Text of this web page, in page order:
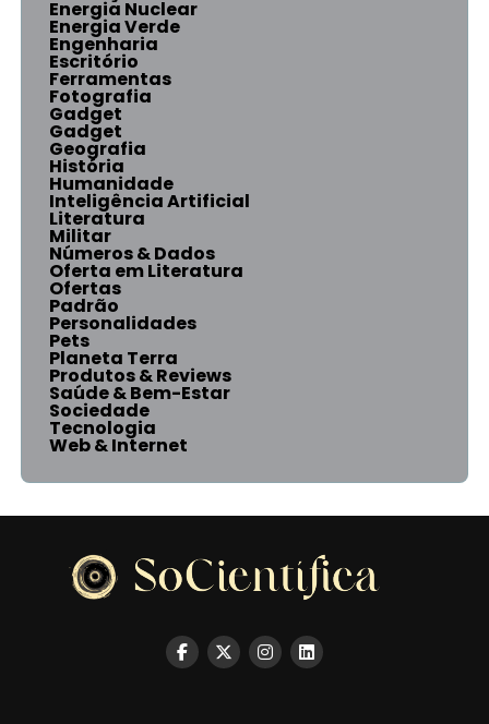
Energia Nuclear
Energia Verde
Engenharia
Escritório
Ferramentas
Fotografia
Gadget
Gadget
Geografia
História
Humanidade
Inteligência Artificial
Literatura
Militar
Números & Dados
Oferta em Literatura
Ofertas
Padrão
Personalidades
Pets
Planeta Terra
Produtos & Reviews
Saúde & Bem-Estar
Sociedade
Tecnologia
Web & Internet